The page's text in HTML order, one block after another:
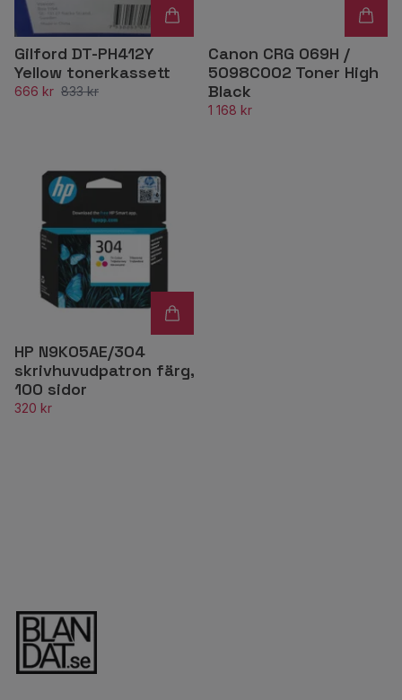
Gilford DT-PH412Y
Yellow tonerkassett
666 kr 833 kr
Canon CRG 069H /
5098C002 Toner High
Black
1 168 kr
HP N9K05AE/304
skrivhuvudpatron färg,
100 sidor
320 kr